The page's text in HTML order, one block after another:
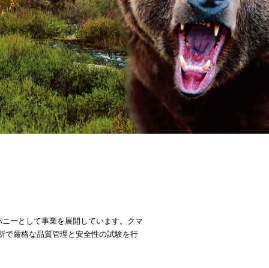
ーとして事業を展開しています。クマ
で厳格な品質管理と安全性の試験を行